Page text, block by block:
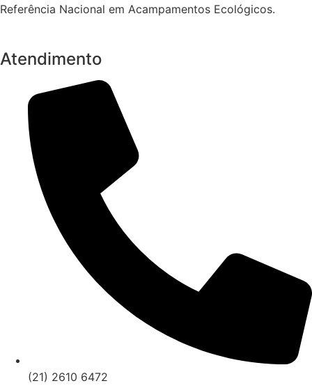
Referência Nacional em Acampamentos Ecológicos.
Atendimento
(21) 2610 6472